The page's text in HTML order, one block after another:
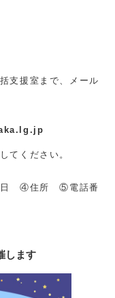
支援室まで、メール
てください。
日 ④住所 ⑤電話番
します